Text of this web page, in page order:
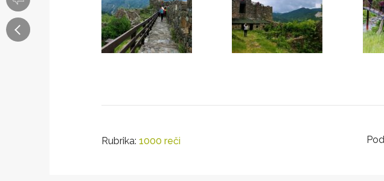
Rubrika: 1000 reči